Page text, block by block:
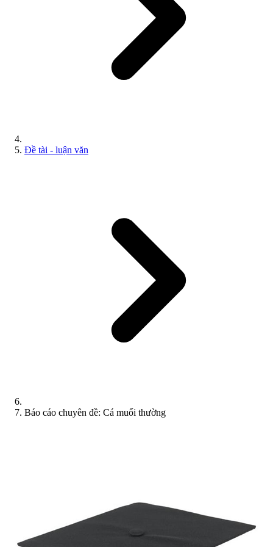
Đề tài - luận văn
Báo cáo chuyên đề: Cá muối thường